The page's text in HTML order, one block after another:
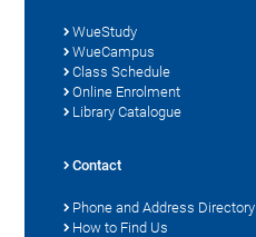
WueStudy
WueCampus
Class Schedule
Online Enrolment
Library Catalogue
Contact
Phone and Address Directory
How to Find Us